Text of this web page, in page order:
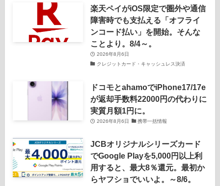
楽天ペイがiOS限定で圏外や通信
障害時でも支払える「オフライ
ンコード払い」を開始。そんな
ことより。8/4～。
2026年8月6日
クレジットカード・キャッシュレス決済
ドコモとahamoでiPhone17/17e
が返却手数料22000円の代わりに
実質月額1円に。
2026年8月6日 携帯一括情報
JCBオリジナルシリーズカード
でGoogle Playを5,000円以上利
用すると、最大8％還元。最初か
らヤフショでいいよ。～8/6。